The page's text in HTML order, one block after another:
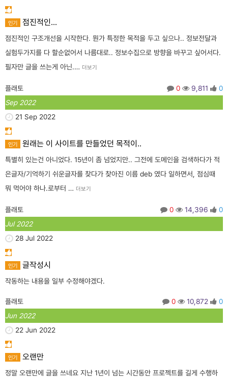
인기 점진적인...
점진적인 구조개선을 시작한다. 뭔가 특정한 목적을 두고 싶으나.. 정보전달과
실험두가지를 다 할순없어서 나름대로.. 정보수집으로 방향을 바꾸고 싶어서다.
필자만 글을 쓰는게 아닌.… 더보기
플래토 0 9,811
0
Sep 2022
21 Sep 2022
인기 원래는 이 사이트를 만들었던 목적이..
특별히 있는건 아니었다. 15년이 좀 넘었지만.. 그전에 도메인을 검색하다가 적
은글자/기억하기 쉬운글자를 찾다가 찾아진 이름 deb 였다 일하면서, 점심때
뭐 먹어야 하나.로부터 … 더보기
플래토 0 14,396
0
Jul 2022
28 Jul 2022
인기 글작성시
작동하는 내용을 일부 수정해야겠다.
플래토 0 10,872
0
Jun 2022
22 Jun 2022
인기 오랜만
정말 오랜만에 글을 쓰네요 지난 1년이 넘는 시간동안 프로젝트를 길게 수행하